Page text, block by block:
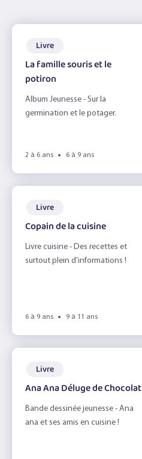
Livre
La famille souris et le
potiron
Album Jeunesse - Sur la
germination et le potager.
2 à 6 ans 6 à 9 ans
Livre
Copain de la cuisine
Livre cuisine - Des recettes et
surtout plein d'informations !
6 à 9 ans 9 à 11 ans
Livre
Ana Ana Déluge de Chocolat
Bande dessinée jeunesse - Ana
ana et ses amis en cuisine !